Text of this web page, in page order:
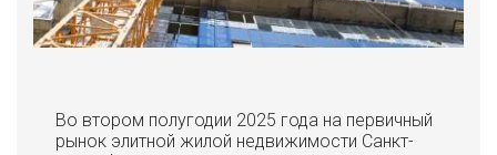
Во втором полугодии 2025 года на первичный
рынок элитной жилой недвижимости Санкт-